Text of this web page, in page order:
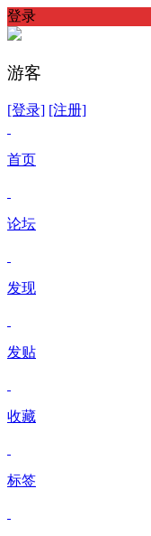
登录
游客
[登录] [注册]
首页
论坛
发现
发贴
收藏
标签